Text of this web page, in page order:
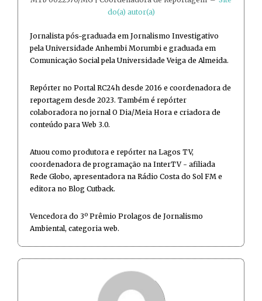
do(a) autor(a)
Jornalista pós-graduada em Jornalismo Investigativo
pela Universidade Anhembi Morumbi e graduada em
Comunicação Social pela Universidade Veiga de Almeida.
Repórter no Portal RC24h desde 2016 e coordenadora de
reportagem desde 2023. Também é repórter
colaboradora no jornal O Dia/Meia Hora e criadora de
conteúdo para Web 3.0.
Atuou como produtora e repórter na Lagos TV,
coordenadora de programação na InterTV - afiliada
Rede Globo, apresentadora na Rádio Costa do Sol FM e
editora no Blog Cutback.
Vencedora do 3º Prêmio Prolagos de Jornalismo
Ambiental, categoria web.